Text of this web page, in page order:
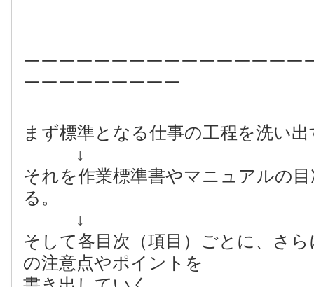
ーーーーーーーーーーーーーーーー
ーーーーーーーーー
まず標準となる仕事の工程を洗い出
↓
それを作業標準書やマニュアルの
る。
↓
そして各目次（項目）ごとに、さ
の注意点やポイントを